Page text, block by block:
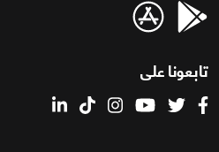
تابعونا على